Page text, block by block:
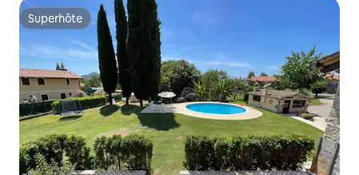
Superhôte
Superhôte